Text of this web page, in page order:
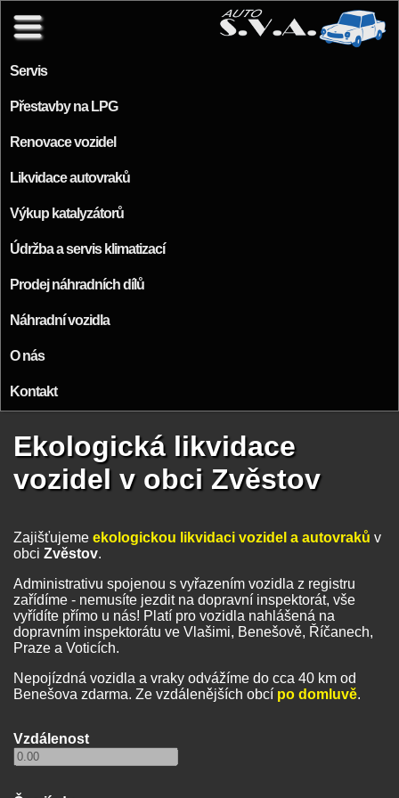
Servis
Přestavby na LPG
Renovace vozidel
Likvidace autovraků
Výkup katalyzátorů
Údržba a servis klimatizací
Prodej náhradních dílů
Náhradní vozidla
O nás
Kontakt
Ekologická likvidace
vozidel v obci Zvěstov
Zajišťujeme ekologickou likvidaci vozidel a autovraků v
obci Zvěstov.
Administrativu spojenou s vyřazením vozidla z registru
zařídíme - nemusíte jezdit na dopravní inspektorát, vše
vyřídíte přímo u nás! Platí pro vozidla nahlášená na
dopravním inspektorátu ve Vlašimi, Benešově, Říčanech,
Praze a Voticích.
Nepojízdná vozidla a vraky odvážíme do cca 40 km od
Benešova zdarma. Ze vzdálenějších obcí po domluvě.
Vzdálenost